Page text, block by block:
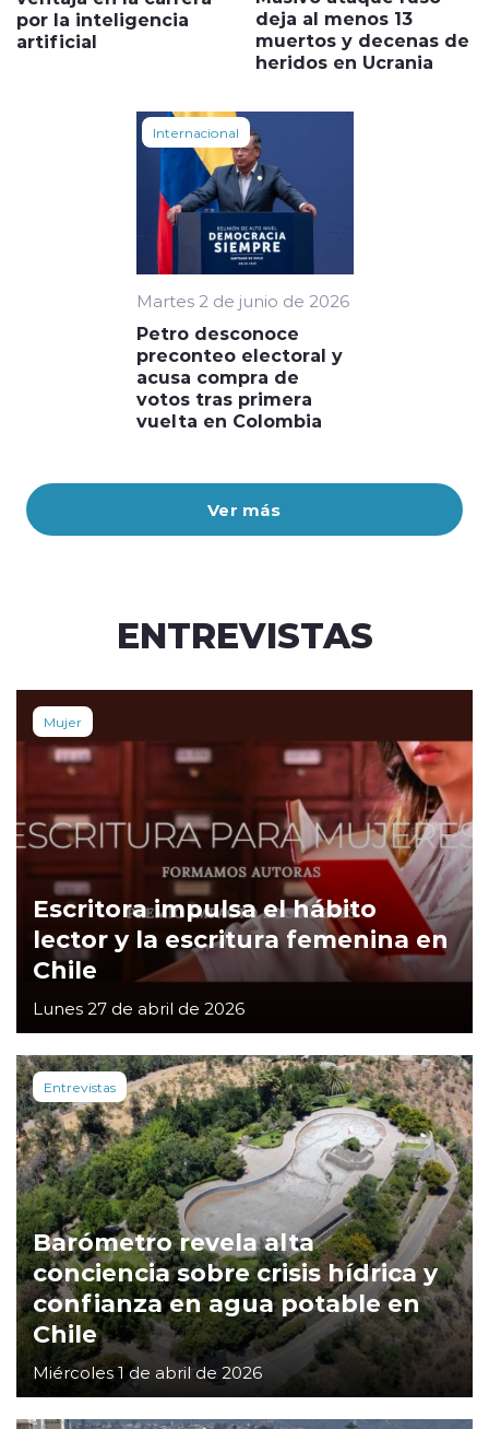
Ver más
por la inteligencia
artificial
deja al menos 13
muertos y decenas de
heridos en Ucrania
Internacional
Martes 2 de junio de 2026
Petro desconoce
preconteo electoral y
acusa compra de
votos tras primera
vuelta en Colombia
ENTREVISTAS
Mujer
Escritora impulsa el hábito
lector y la escritura femenina en
Chile
Lunes 27 de abril de 2026
Entrevistas
Barómetro revela alta
conciencia sobre crisis hídrica y
confianza en agua potable en
Chile
Miércoles 1 de abril de 2026